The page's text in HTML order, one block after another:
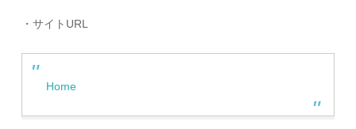
・サイトURL
Home